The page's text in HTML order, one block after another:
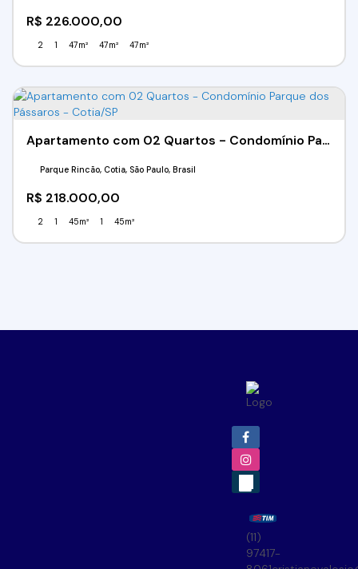
R$ 226.000,00
2 1 47m² 47m² 47m²
Apartamento com 02 Quartos - Condomínio Parque dos Pássaros - Cotia/SP
R$ 218.000,00
Parque Rincão, Cotia, São Paulo, Brasil
2 1 45m² 1 45m²
(11)
97417-